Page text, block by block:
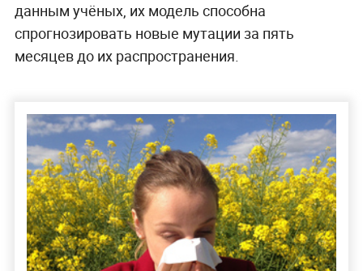
данным учёных, их модель способна
спрогнозировать новые мутации за пять
месяцев до их распространения.